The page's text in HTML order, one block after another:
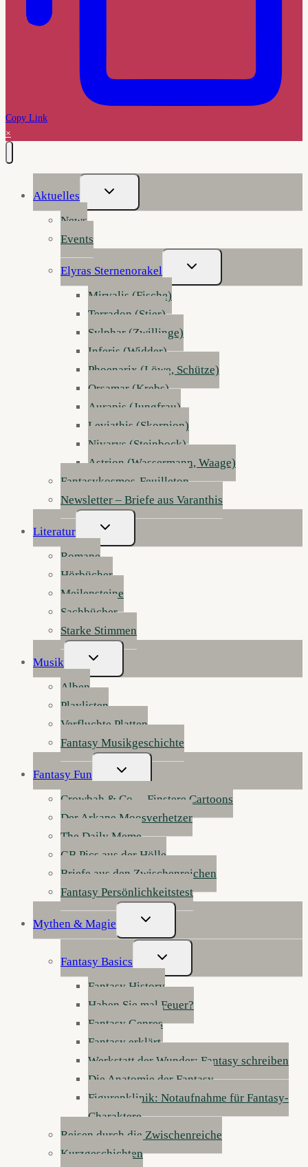
Copy Link
×
Aktuelles
Untermenü
Umschalten
News
Events
Elyras Sternenorakel
Untermenü
Umschalten
Mirvalis (Fische)
Terradon (Stier)
Sylphar (Zwillinge)
Inferis (Widder)
Phoenarix (Löwe, Schütze)
Orsamar (Krebs)
Aurapis (Jungfrau)
Leviathis (Skorpion)
Nivarys (Steinbock)
Astrion (Wassermann, Waage)
Fantasykosmos-Feuilleton
Newsletter – Briefe aus Varanthis
Literatur
Untermenü
Umschalten
Romane
Hörbücher
Meilensteine
Sachbücher
Starke Stimmen
Musik
Untermenü
Umschalten
Alben
Playlisten
Verfluchte Platten
Fantasy Musikgeschichte
Fantasy Fun
Untermenü
Umschalten
Crowbah & Co. – Finstere Cartoons
Der Arkane Moosverhetzer
The Daily Meme
GB Pics aus der Hölle
Briefe aus den Zwischenreichen
Fantasy Persönlichkeitstest
Mythen & Magie
Untermenü
Umschalten
Fantasy Basics
Untermenü
Umschalten
Fantasy History
Haben Sie mal Feuer?
Fantasy Genres
Fantasy erklärt
Werkstatt der Wunder: Fantasy schreiben
Die Anatomie der Fantasy
Figurenklinik: Notaufnahme für Fantasy-
Charaktere
Reisen durch die Zwischenreiche
Kurzgeschichten